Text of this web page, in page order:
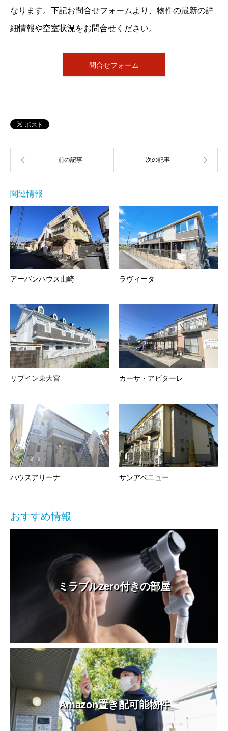
なります。下記お問合せフォームより、物件の最新の詳
細情報や空室状況をお問合せください。
問合せフォーム
関連情報
アーバンハウス山崎 ラヴィータ
リブイン東大宮 カーサ・アビターレ
ハウスアリーナ サンアベニュー
おすすめ情報
ミラブルzero付きの部屋
Amazon置き配可能物件